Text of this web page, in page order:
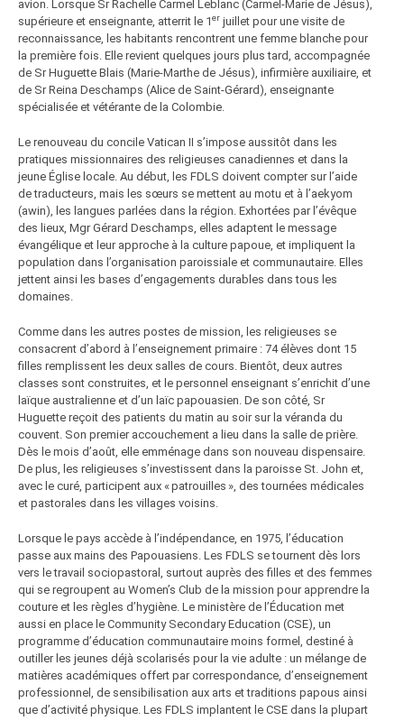
avion. Lorsque Sr Rachelle Carmel Leblanc (Carmel-Marie de Jésus),
supérieure et enseignante, atterrit le 1er juillet pour une visite de
reconnaissance, les habitants rencontrent une femme blanche pour
la première fois. Elle revient quelques jours plus tard, accompagnée
de Sr Huguette Blais (Marie-Marthe de Jésus), infirmière auxiliaire, et
de Sr Reina Deschamps (Alice de Saint-Gérard), enseignante
spécialisée et vétérante de la Colombie.
Le renouveau du concile Vatican II s’impose aussitôt dans les
pratiques missionnaires des religieuses canadiennes et dans la
jeune Église locale. Au début, les FDLS doivent compter sur l’aide
de traducteurs, mais les sœurs se mettent au motu et à l’aekyom
(awin), les langues parlées dans la région. Exhortées par l’évêque
des lieux, Mgr Gérard Deschamps, elles adaptent le message
évangélique et leur approche à la culture papoue, et impliquent la
population dans l’organisation paroissiale et communautaire. Elles
jettent ainsi les bases d’engagements durables dans tous les
domaines.
Comme dans les autres postes de mission, les religieuses se
consacrent d’abord à l’enseignement primaire : 74 élèves dont 15
filles remplissent les deux salles de cours. Bientôt, deux autres
classes sont construites, et le personnel enseignant s’enrichit d’une
laïque australienne et d’un laïc papouasien. De son côté, Sr
Huguette reçoit des patients du matin au soir sur la véranda du
couvent. Son premier accouchement a lieu dans la salle de prière.
Dès le mois d’août, elle emménage dans son nouveau dispensaire.
De plus, les religieuses s’investissent dans la paroisse St. John et,
avec le curé, participent aux « patrouilles », des tournées médicales
et pastorales dans les villages voisins.
Lorsque le pays accède à l’indépendance, en 1975, l’éducation
passe aux mains des Papouasiens. Les FDLS se tournent dès lors
vers le travail sociopastoral, surtout auprès des filles et des femmes
qui se regroupent au Women’s Club de la mission pour apprendre la
couture et les règles d’hygiène. Le ministère de l’Éducation met
aussi en place le Community Secondary Education (CSE), un
programme d’éducation communautaire moins formel, destiné à
outiller les jeunes déjà scolarisés pour la vie adulte : un mélange de
matières académiques offert par correspondance, d’enseignement
professionnel, de sensibilisation aux arts et traditions papous ainsi
que d’activité physique. Les FDLS implantent le CSE dans la plupart